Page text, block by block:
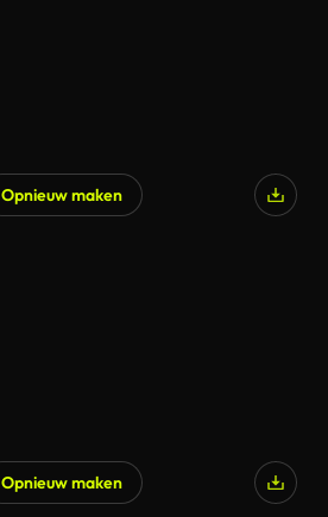
Opnieuw maken
Opnieuw maken